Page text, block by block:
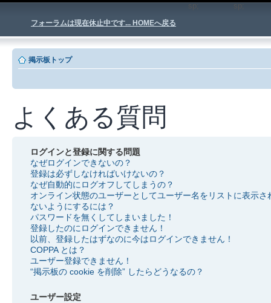
フォーラムは現在休止中です... HOMEへ戻る
sp;
掲示板トップ
よくある質問
ログインと登録に関する問題
なぜログインできないの？
登録は必ずしなければいけないの？
なぜ自動的にログオフしてしまうの？
オンライン状態のユーザーとしてユーザー名をリストに表示さ
ないようにするには？
パスワードを無くしてしまいました！
登録したのにログインできません！
以前、登録したはずなのに今はログインできません！
COPPA とは？
ユーザー登録できません！
“掲示板の cookie を削除” したらどうなるの？
ユーザー設定